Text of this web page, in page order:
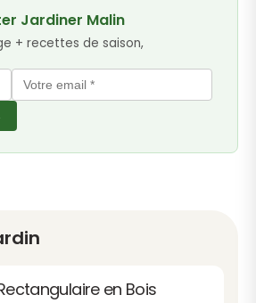
Jardiner Malin
+ recettes de saison,
en Bois